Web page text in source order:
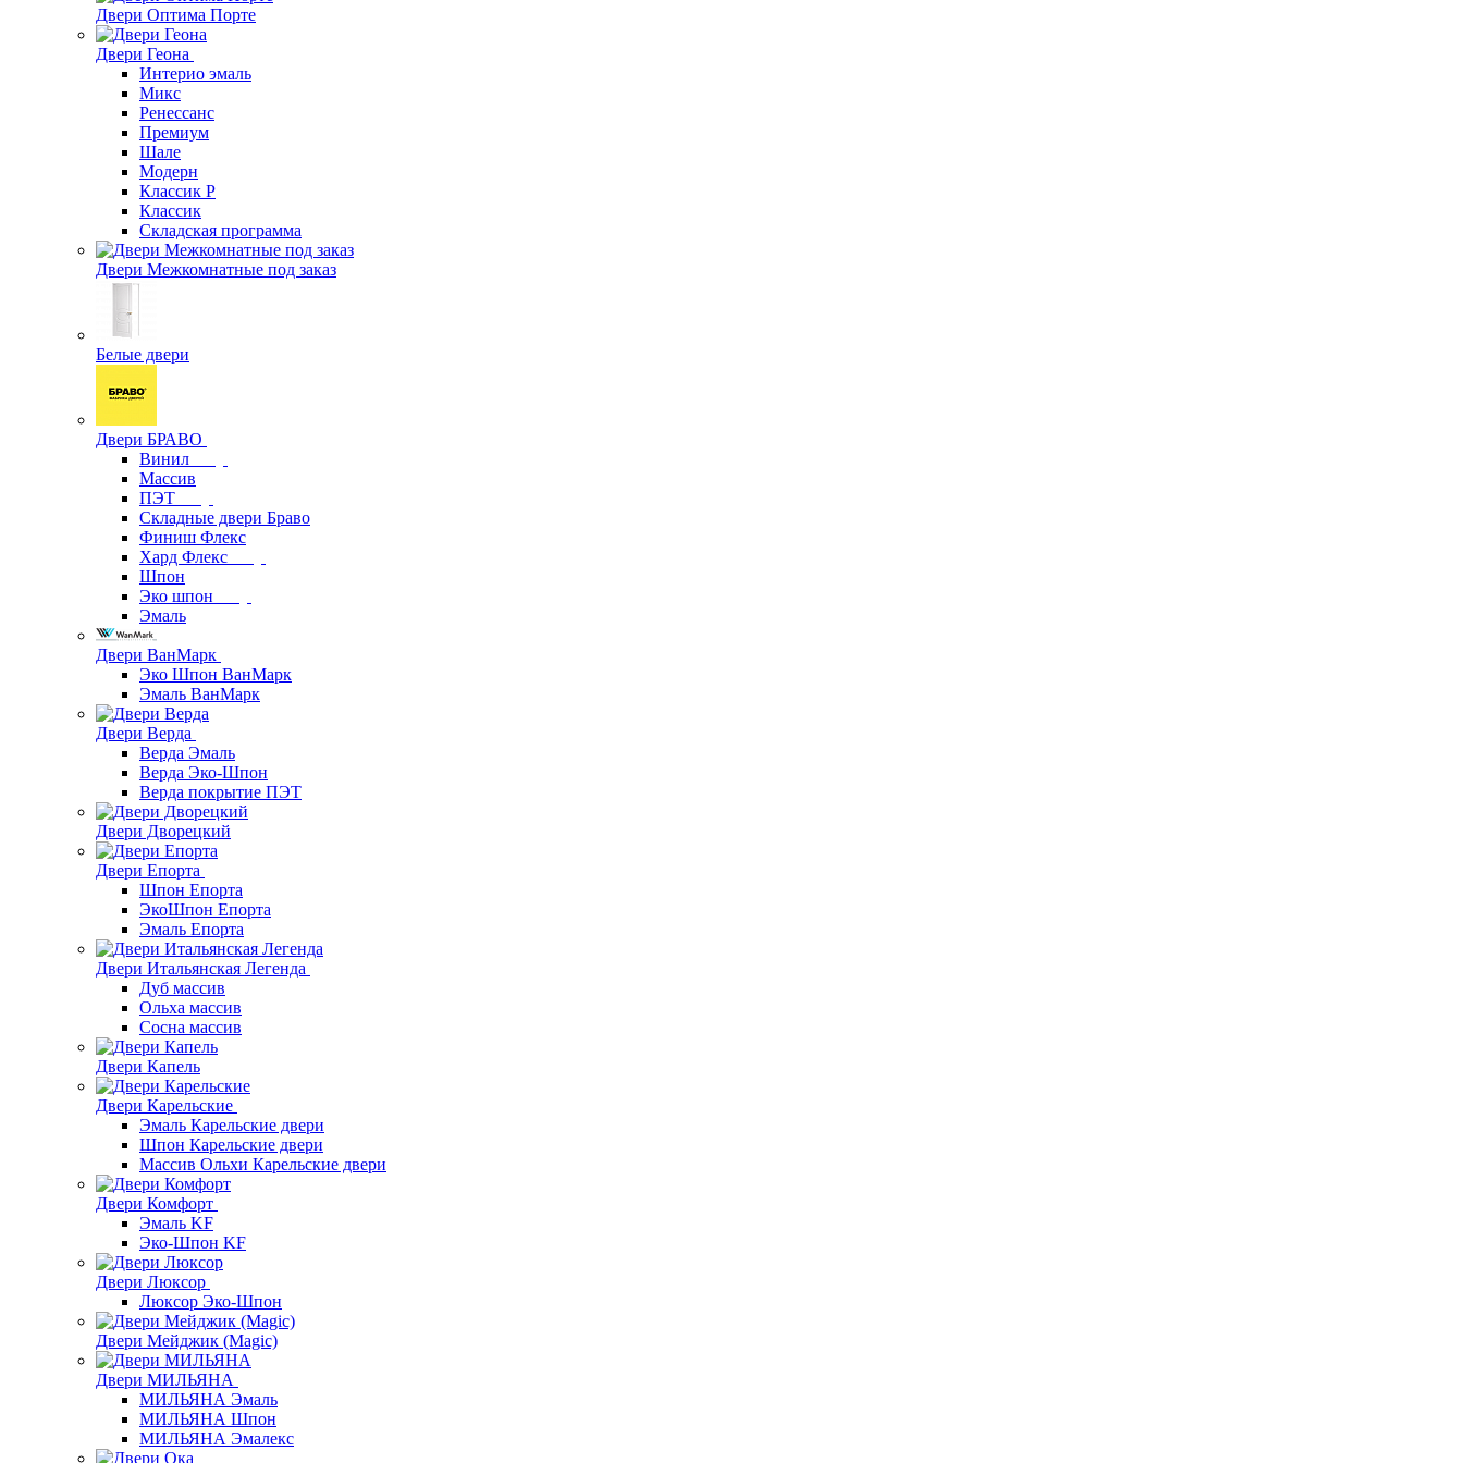
Двери Оптима Порте
Двери Геона
Интерио эмаль
Микс
Ренессанс
Премиум
Шале
Модерн
Классик Р
Классик
Складская программа
Двери Межкомнатные под заказ
Белые двери
Двери БРАВО
Винил
Массив
ПЭТ
Складные двери Браво
Финиш Флекс
Хард Флекс
Шпон
Эко шпон
Эмаль
Двери ВанМарк
Эко Шпон ВанМарк
Эмаль ВанМарк
Двери Верда
Верда Эмаль
Верда Эко-Шпон
Верда покрытие ПЭТ
Двери Дворецкий
Двери Епорта
Шпон Епорта
ЭкоШпон Епорта
Эмаль Епорта
Двери Итальянская Легенда
Дуб массив
Ольха массив
Сосна массив
Двери Капель
Двери Карельские
Эмаль Карельские двери
Шпон Карельские двери
Массив Ольхи Карельские двери
Двери Комфорт
Эмаль KF
Эко-Шпон KF
Двери Люксор
Люксор Эко-Шпон
Двери Мейджик (Magic)
Двери МИЛЬЯНА
МИЛЬЯНА Эмаль
МИЛЬЯНА Шпон
МИЛЬЯНА Эмалекс